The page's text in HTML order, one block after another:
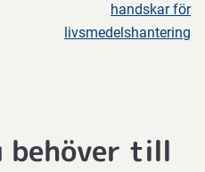
handskar för
livsmedelshantering
behöver till